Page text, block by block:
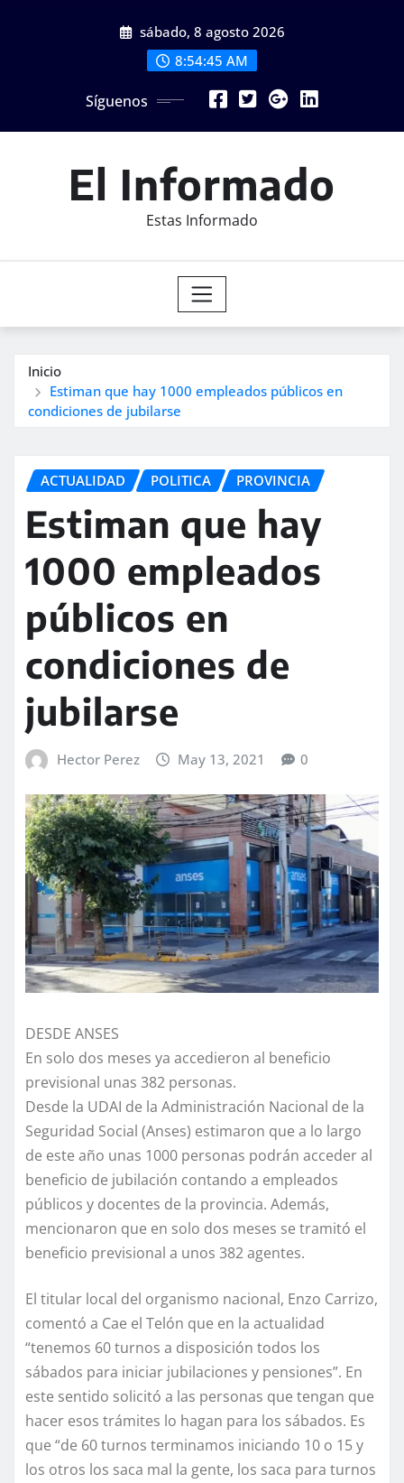
sábado, 8 agosto 2026
8:54:47 AM
Síguenos
El Informado
Estas Informado
Inicio
Estiman que hay 1000 empleados públicos en
condiciones de jubilarse
ACTUALIDAD POLITICA PROVINCIA
Estiman que hay
1000 empleados
públicos en
condiciones de
jubilarse
Hector Perez May 13, 2021 0
DESDE ANSES
En solo dos meses ya accedieron al beneficio
previsional unas 382 personas.
Desde la UDAI de la Administración Nacional de la
Seguridad Social (Anses) estimaron que a lo largo
de este año unas 1000 personas podrán acceder al
beneficio de jubilación contando a empleados
públicos y docentes de la provincia. Además,
mencionaron que en solo dos meses se tramitó el
beneficio previsional a unos 382 agentes.
El titular local del organismo nacional, Enzo Carrizo,
comentó a Cae el Telón que en la actualidad
“tenemos 60 turnos a disposición todos los
sábados para iniciar jubilaciones y pensiones”. En
este sentido solicitó a las personas que tengan que
hacer esos trámites lo hagan para los sábados. Es
que “de 60 turnos terminamos iniciando 10 o 15 y
los otros los saca mal la gente, los saca para turnos